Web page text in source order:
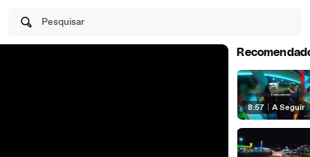
Pesquisar
8:57 A Seguir